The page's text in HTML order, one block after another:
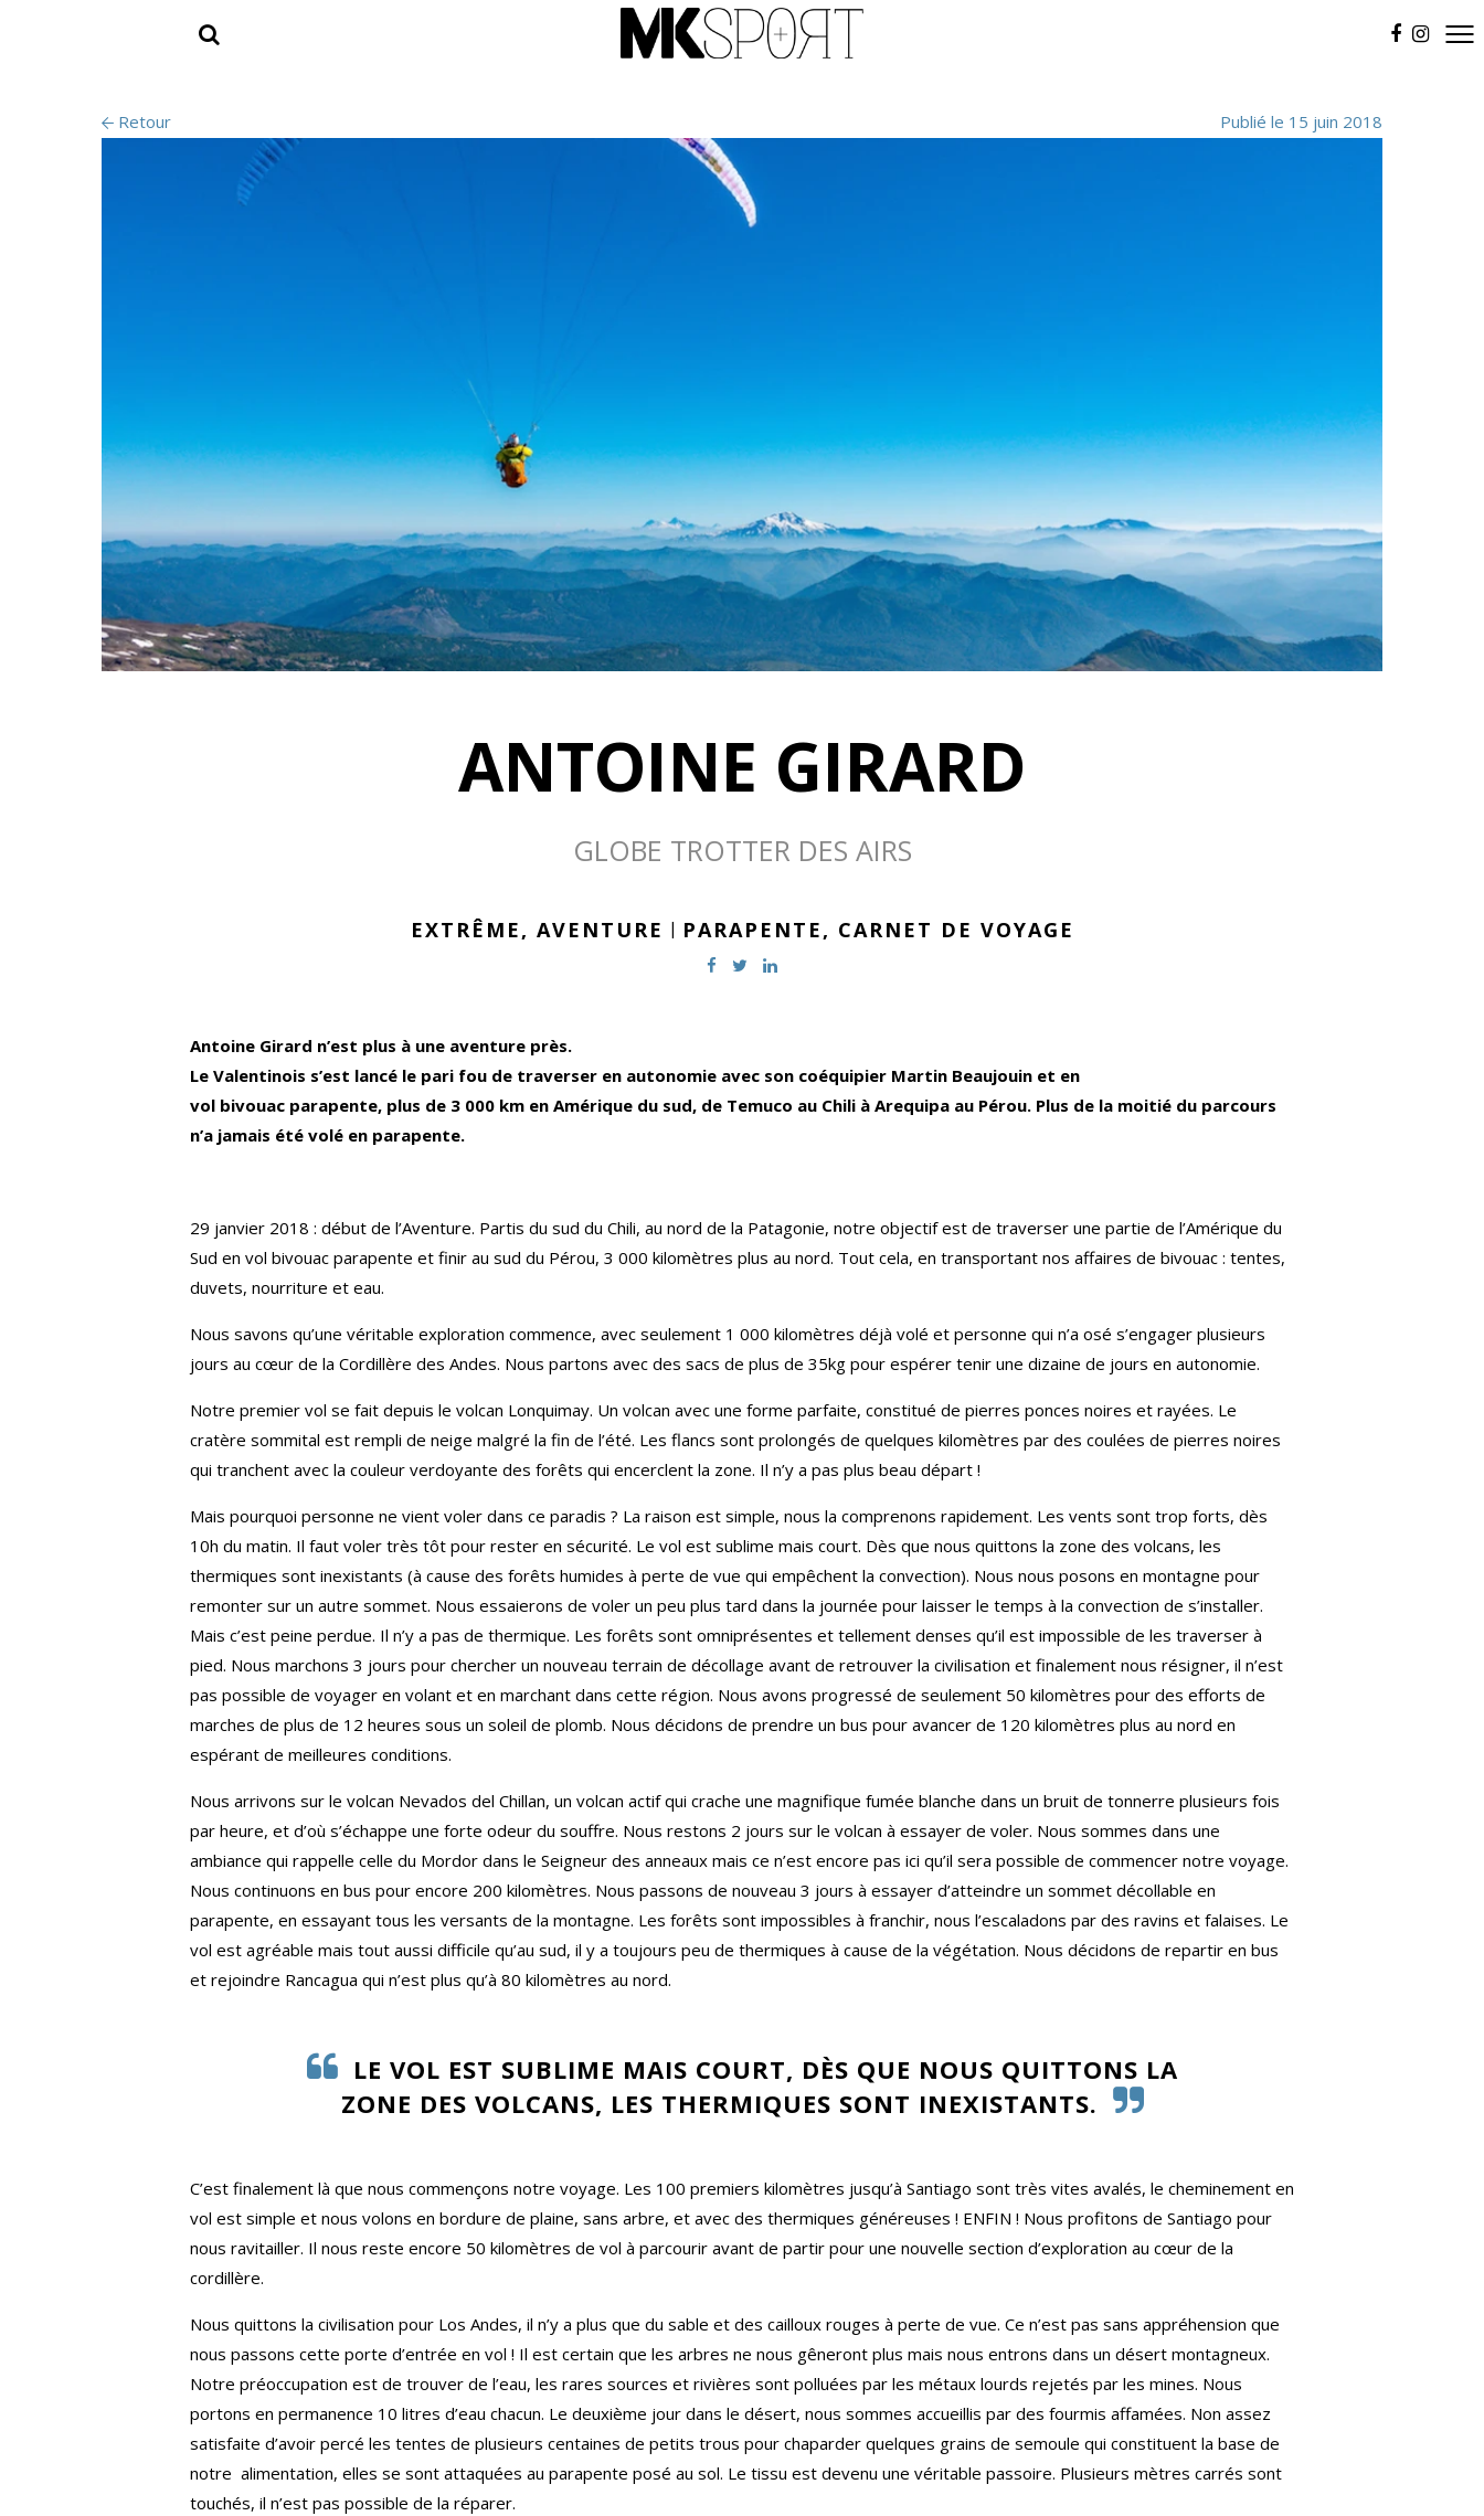
Retour Publié le 15 juin 2018
ANTOINE GIRARD
GLOBE TROTTER DES AIRS
EXTRÊME, AVENTURE | PARAPENTE, CARNET DE VOYAGE
Antoine Girard n’est plus à une aventure près.
Le Valentinois s’est lancé le pari fou de traverser en autonomie avec son coéquipier Martin Beaujouin et en
vol bivouac parapente, plus de 3 000 km en Amérique du sud, de Temuco au Chili à Arequipa au Pérou. Plus de la moitié du parcours
n’a jamais été volé en parapente.
29 janvier 2018 : début de l’Aventure. Partis du sud du Chili, au nord de la Patagonie, notre objectif est de traverser une partie de l’Amérique du
Sud en vol bivouac parapente et finir au sud du Pérou, 3 000 kilomètres plus au nord. Tout cela, en transportant nos affaires de bivouac : tentes,
duvets, nourriture et eau.
Nous savons qu’une véritable exploration commence, avec seulement 1 000 kilomètres déjà volé et personne qui n’a osé s’engager plusieurs
jours au cœur de la Cordillère des Andes. Nous partons avec des sacs de plus de 35kg pour espérer tenir une dizaine de jours en autonomie.
Notre premier vol se fait depuis le volcan Lonquimay. Un volcan avec une forme parfaite, constitué de pierres ponces noires et rayées. Le
cratère sommital est rempli de neige malgré la fin de l’été. Les flancs sont prolongés de quelques kilomètres par des coulées de pierres noires
qui tranchent avec la couleur verdoyante des forêts qui encerclent la zone. Il n’y a pas plus beau départ !
Mais pourquoi personne ne vient voler dans ce paradis ? La raison est simple, nous la comprenons rapidement. Les vents sont trop forts, dès
10h du matin. Il faut voler très tôt pour rester en sécurité. Le vol est sublime mais court. Dès que nous quittons la zone des volcans, les
thermiques sont inexistants (à cause des forêts humides à perte de vue qui empêchent la convection). Nous nous posons en montagne pour
remonter sur un autre sommet. Nous essaierons de voler un peu plus tard dans la journée pour laisser le temps à la convection de s’installer.
Mais c’est peine perdue. Il n’y a pas de thermique. Les forêts sont omniprésentes et tellement denses qu’il est impossible de les traverser à
pied. Nous marchons 3 jours pour chercher un nouveau terrain de décollage avant de retrouver la civilisation et finalement nous résigner, il n’est
pas possible de voyager en volant et en marchant dans cette région. Nous avons progressé de seulement 50 kilomètres pour des efforts de
marches de plus de 12 heures sous un soleil de plomb. Nous décidons de prendre un bus pour avancer de 120 kilomètres plus au nord en
espérant de meilleures conditions.
Nous arrivons sur le volcan Nevados del Chillan, un volcan actif qui crache une magnifique fumée blanche dans un bruit de tonnerre plusieurs fois
par heure, et d’où s’échappe une forte odeur du souffre. Nous restons 2 jours sur le volcan à essayer de voler. Nous sommes dans une
ambiance qui rappelle celle du Mordor dans le Seigneur des anneaux mais ce n’est encore pas ici qu’il sera possible de commencer notre voyage.
Nous continuons en bus pour encore 200 kilomètres. Nous passons de nouveau 3 jours à essayer d’atteindre un sommet décollable en
parapente, en essayant tous les versants de la montagne. Les forêts sont impossibles à franchir, nous l’escaladons par des ravins et falaises. Le
vol est agréable mais tout aussi difficile qu’au sud, il y a toujours peu de thermiques à cause de la végétation. Nous décidons de repartir en bus
et rejoindre Rancagua qui n’est plus qu’à 80 kilomètres au nord.
LE VOL EST SUBLIME MAIS COURT, DÈS QUE NOUS QUITTONS LA
ZONE DES VOLCANS, LES THERMIQUES SONT INEXISTANTS.
C’est finalement là que nous commençons notre voyage. Les 100 premiers kilomètres jusqu’à Santiago sont très vites avalés, le cheminement en
vol est simple et nous volons en bordure de plaine, sans arbre, et avec des thermiques généreuses ! ENFIN ! Nous profitons de Santiago pour
nous ravitailler. Il nous reste encore 50 kilomètres de vol à parcourir avant de partir pour une nouvelle section d’exploration au cœur de la
cordillère.
Nous quittons la civilisation pour Los Andes, il n’y a plus que du sable et des cailloux rouges à perte de vue. Ce n’est pas sans appréhension que
nous passons cette porte d’entrée en vol ! Il est certain que les arbres ne nous gêneront plus mais nous entrons dans un désert montagneux.
Notre préoccupation est de trouver de l’eau, les rares sources et rivières sont polluées par les métaux lourds rejetés par les mines. Nous
portons en permanence 10 litres d’eau chacun. Le deuxième jour dans le désert, nous sommes accueillis par des fourmis affamées. Non assez
satisfaite d’avoir percé les tentes de plusieurs centaines de petits trous pour chaparder quelques grains de semoule qui constituent la base de
notre alimentation, elles se sont attaquées au parapente posé au sol. Le tissu est devenu une véritable passoire. Plusieurs mètres carrés sont
touchés, il n’est pas possible de la réparer.